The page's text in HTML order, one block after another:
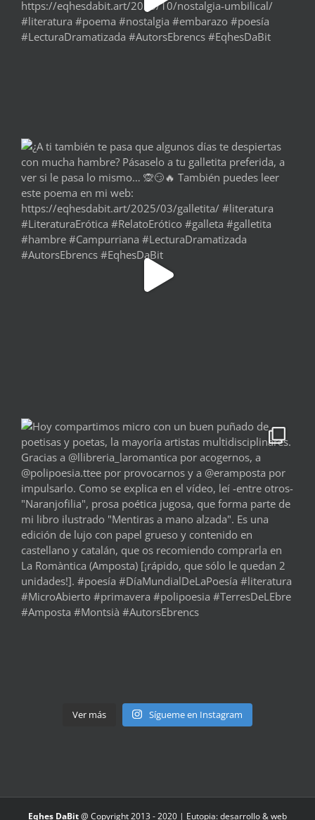
Ver más Sígueme en Instagram
Eqhes DaBit@ Copyright 2013 - 2020 | Eutopia: desarrollo & web